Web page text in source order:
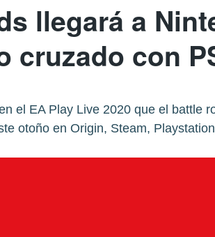
llegará a
cruzado con
el EA Play Live 2020 que el battle
otoño en Origin, Steam,